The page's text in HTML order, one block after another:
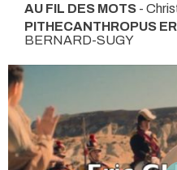
AU FIL DES MOTS -
PITHECANTHROPUS
BERNARD-SUGY